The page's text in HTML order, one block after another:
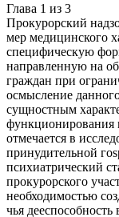
Глава 1 из 3
Прокурорский
мер медицинского
специфическую
направленную на
граждан при
осмысление
сущностным
функционирования
отмечается в
принудительной
психиатрический
прокурорского
необходимостью
чья